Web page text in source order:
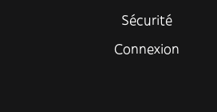
Sécurité
Connexion